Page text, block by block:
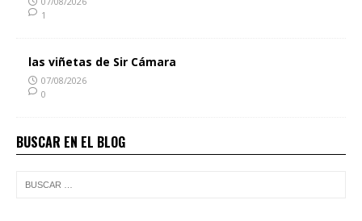
1
las viñetas de Sir Cámara
07/08/2026
0
BUSCAR EN EL BLOG